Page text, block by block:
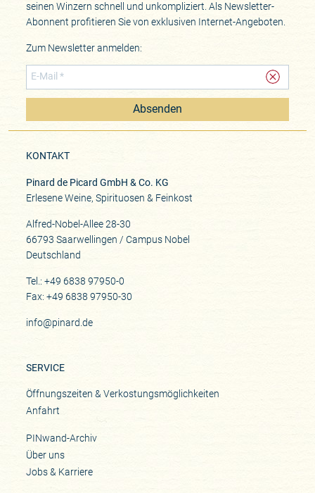
seinen Winzern schnell und unkompliziert. Als Newsletter-
Abonnent profitieren Sie von exklusiven Internet-Angeboten.
Zum Newsletter anmelden:
Absenden
KONTAKT
Pinard de Picard GmbH & Co. KG
Erlesene Weine, Spirituosen & Feinkost
Alfred-Nobel-Allee 28-30
66793 Saarwellingen / Campus Nobel
Deutschland
Tel.: +49 6838 97950-0
Fax: +49 6838 97950-30
info@pinard.de
SERVICE
Öffnungszeiten & Verkostungsmöglichkeiten
Anfahrt
PINwand-Archiv
Über uns
Jobs & Karriere